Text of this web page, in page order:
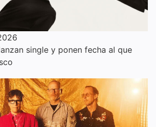
single y ponen fecha al que